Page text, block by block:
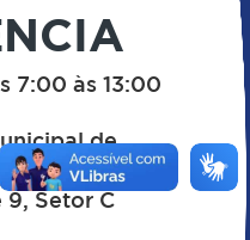
7:00 às 13:00
de
- N°335
9, Setor C